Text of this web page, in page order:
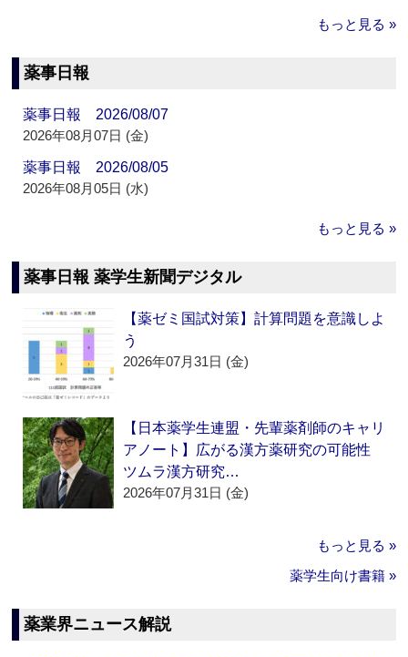
もっと見る »
薬事日報
薬事日報 2026/08/07
2026年08月07日 (金)
薬事日報 2026/08/05
2026年08月05日 (水)
もっと見る »
薬事日報 薬学生新聞デジタル
【薬ゼミ国試対策】計算問題を意識しよ
う
2026年07月31日 (金)
【日本薬学生連盟・先輩薬剤師のキャリ
アノート】広がる漢方薬研究の可能性
ツムラ漢方研究…
2026年07月31日 (金)
もっと見る »
薬学生向け書籍 »
薬業界ニュース解説